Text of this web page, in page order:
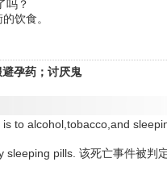
吗？
饮食。
孕药；讨厌鬼
to alcohol,tobacco,and
pills. 该死亡事件被判